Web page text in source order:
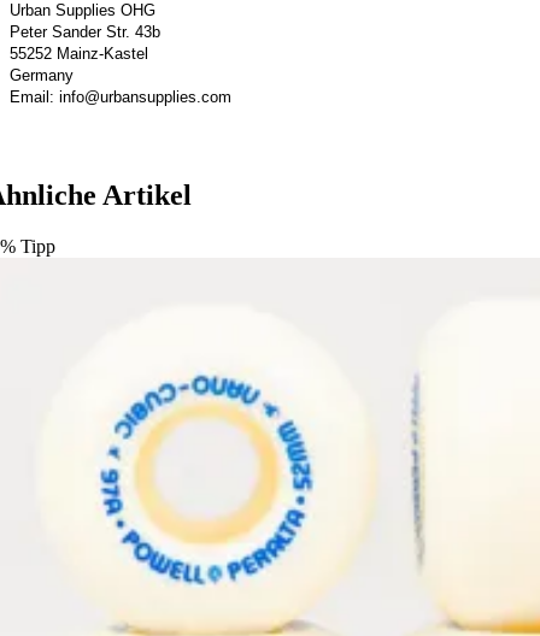
Urban Supplies OHG
Peter Sander Str. 43b
55252 Mainz-Kastel
Germany
Email: info@urbansupplies.com
Artikel
% Tipp